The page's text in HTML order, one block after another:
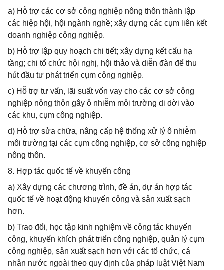
a) Hỗ trợ các cơ sở công nghiệp nông thôn thành lập
các hiệp hội, hội ngành nghề; xây dựng các cụm liên kết
doanh nghiệp công nghiệp.
b) Hỗ trợ lập quy hoạch chi tiết; xây dựng kết cấu hạ
tầng; chi tổ chức hội nghị, hội thảo và diễn đàn để thu
hút đầu tư phát triển cụm công nghiệp.
c) Hỗ trợ tư vấn, lãi suất vốn vay cho các cơ sở công
nghiệp nông thôn gây ô nhiễm môi trường di dời vào
các khu, cụm công nghiệp.
d) Hỗ trợ sửa chữa, nâng cấp hệ thống xử lý ô nhiễm
môi trường tại các cụm công nghiệp, cơ sở công nghiệp
nông thôn.
8. Hợp tác quốc tế về khuyến công
a) Xây dựng các chương trình, đề án, dự án hợp tác
quốc tế về hoạt động khuyến công và sản xuất sạch
hơn.
b) Trao đổi, học tập kinh nghiệm về công tác khuyến
công, khuyến khích phát triển công nghiệp, quản lý cụm
công nghiệp, sản xuất sạch hơn với các tổ chức, cá
nhân nước ngoài theo quy định của pháp luật Việt Nam